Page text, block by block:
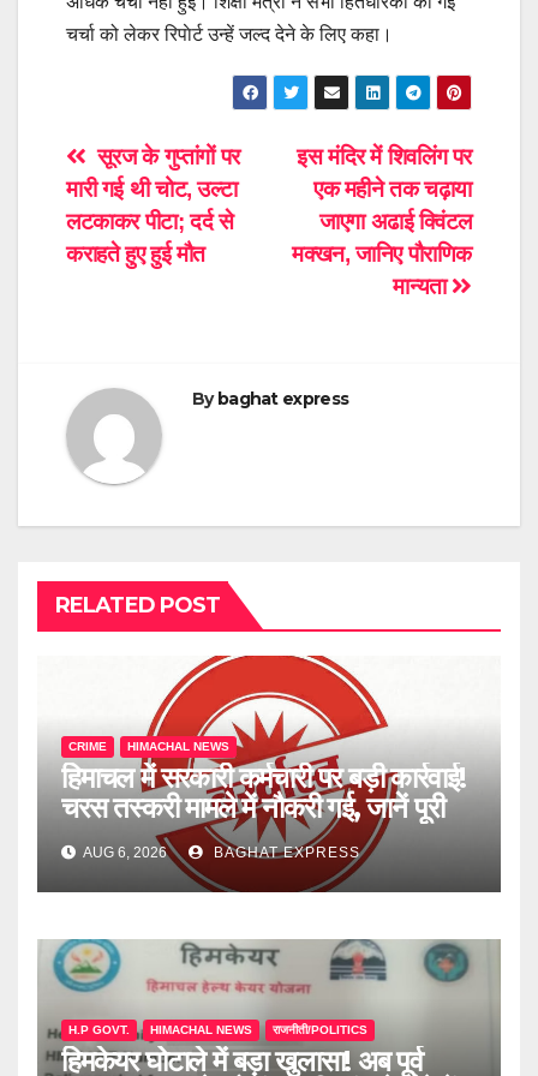
चर्चा को लेकर रिपाेर्ट उन्हें जल्द देने के लिए कहा।
Post
navigation
इस मंदिर में शिवलिंग पर
एक महीने तक चढ़ाया
जाएगा अढाई क्विंटल
मक्खन, जानिए पौराणिक
मान्यता
सूरज के गुप्तांगों पर
मारी गई थी चोट, उल्टा
लटकाकर पीटा; दर्द से
कराहते हुए हुई मौत
Bybaghat express
RELATED POST
CRIME HIMACHAL NEWS
हिमाचल में सरकारी कर्मचारी पर बड़ी कार्रवाई!
चरस तस्करी मामले में नौकरी गई, जानें पूरी
खबरAUG 6, 2026 BAGHAT EXPRESS
H.P GOVT. HIMACHAL NEWS राजनीती/POLITICS
हिमकेयर घोटाले में बड़ा खुलासा! अब पूर्व